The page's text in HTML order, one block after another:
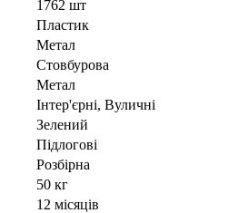
1762 шт
Пластик
Метал
Стовбурова
Метал
Інтер'єрні, Вуличні
Зелений
Підлогові
Розбірна
50 кг
12 місяців